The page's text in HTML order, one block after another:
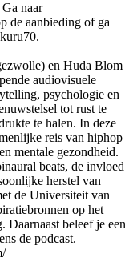
naar
de aanbieding of ga
en Huda Blom
audiovisuele
psychologie en
tot rust te
te halen. In deze
reis van hiphop
mentale gezondheid.
beats, de invloed
herstel van
de Universiteit van
op het
beleef je een
de podcast.